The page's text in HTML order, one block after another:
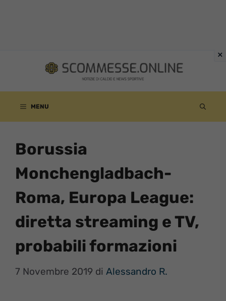
contenuto
MENU
Borussia
Monchengladbach-
Roma, Europa League:
diretta streaming e TV,
probabili formazioni
7 Novembre 2019 di Alessandro R.